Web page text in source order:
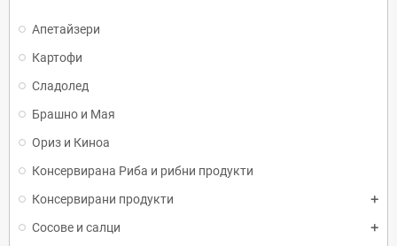
Апетайзери
Картофи
Сладолед
Брашно и Мая
Ориз и Киноа
Консервирана Риба и рибни продукти
Консервирани продукти
Сосове и салци